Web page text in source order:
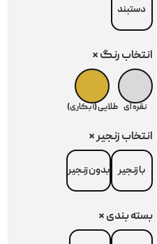
دستبند
انتخاب رنگ*
نقره ای طلایی (آبکاری)
انتخاب زنجیر*
با زنجیر بدون زنجیر
بسته بندی*